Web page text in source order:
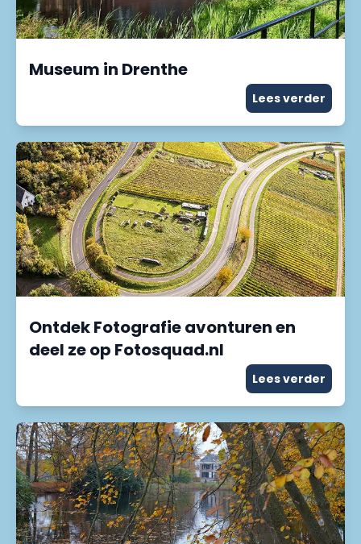
Museum in Drenthe
Lees verder
Ontdek Fotografie avonturen en
deel ze op Fotosquad.nl
Lees verder